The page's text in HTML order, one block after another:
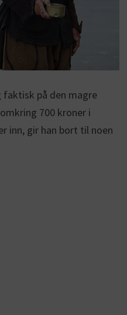
faktisk på den magre
700 kroner i
inn, gir han bort til noen